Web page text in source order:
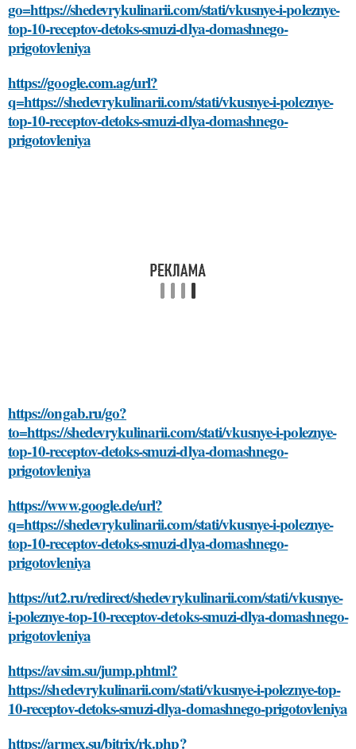
go=https://shedevrykulinarii.com/stati/vkusnye-i-poleznye-
top-10-receptov-detoks-smuzi-dlya-domashnego-
prigotovleniya
https://google.com.ag/url?
q=https://shedevrykulinarii.com/stati/vkusnye-i-poleznye-
top-10-receptov-detoks-smuzi-dlya-domashnego-
prigotovleniya
https://ongab.ru/go?
to=https://shedevrykulinarii.com/stati/vkusnye-i-poleznye-
top-10-receptov-detoks-smuzi-dlya-domashnego-
prigotovleniya
https://www.google.de/url?
q=https://shedevrykulinarii.com/stati/vkusnye-i-poleznye-
top-10-receptov-detoks-smuzi-dlya-domashnego-
prigotovleniya
https://ut2.ru/redirect/shedevrykulinarii.com/stati/vkusnye-
i-poleznye-top-10-receptov-detoks-smuzi-dlya-domashnego-
prigotovleniya
https://avsim.su/jump.phtml?
https://shedevrykulinarii.com/stati/vkusnye-i-poleznye-top-
10-receptov-detoks-smuzi-dlya-domashnego-prigotovleniya
https://armex.su/bitrix/rk.php?